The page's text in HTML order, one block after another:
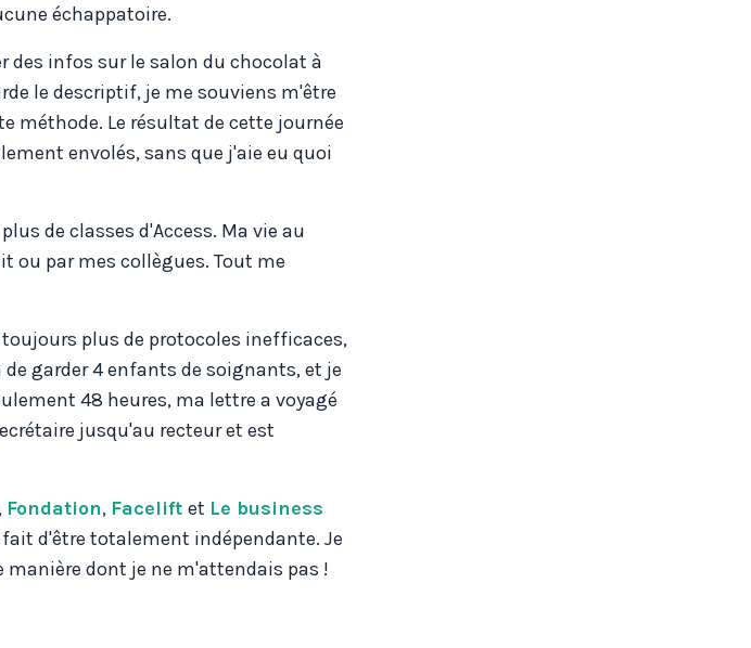
échappatoire.
des infos sur le salon du chocolat à
le descriptif, je me souviens m'être
méthode. Le résultat de cette journée
envolés, sans que j'aie eu quoi
de classes d'Access. Ma vie au
ou par mes collègues. Tout me
toujours plus de protocoles inefficaces,
garder 4 enfants de soignants, et je
48 heures, ma lettre a voyagé
jusqu'au recteur et est
, Fondation, Facelift et Le business
d'être totalement indépendante. Je
dont je ne m'attendais pas !